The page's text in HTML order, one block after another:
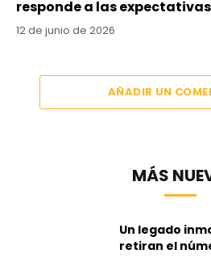
responde a las
12 de junio de 2026
AÑADIR UN
MÁS
Un legado
retiran el